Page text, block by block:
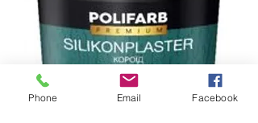
Phone Email Facebook